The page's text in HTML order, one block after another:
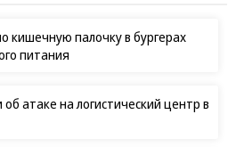
кишечную палочку в бургерах
питания
об атаке на логистический центр в